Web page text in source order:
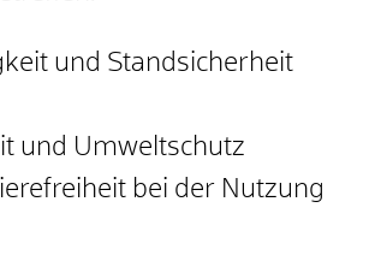
und Standsicherheit
und Umweltschutz
bei der Nutzung